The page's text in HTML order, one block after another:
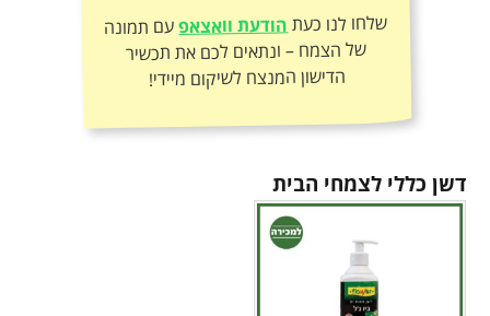
שלחו לנו כעתהודעת וואצאפעם תמונה
של הצמח – ונתאים לכם את תכשיר
הדישון המנצח לשיקום מיידי!
דשן כללי לצמחי הבית